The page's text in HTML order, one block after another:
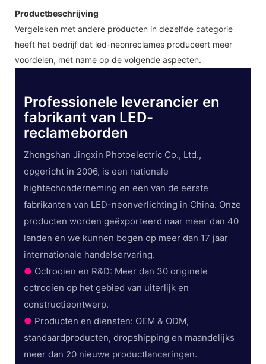
Productbeschrijving
Vergeleken met andere producten in dezelfde categorie
heeft het bedrijf dat led-neonreclames produceert meer
voordelen, met name op de volgende aspecten.
Professionele leverancier en
fabrikant van LED-
reclameborden
Zhongshan Jingxin Photoelectric Co., Ltd.,
opgericht in 2006, is een nationale
hightechonderneming en een van de eerste
fabrikanten van LED-neonverlichting in China. Onze
producten worden geëxporteerd naar meer dan 40
landen en we kunnen bogen op meer dan 17 jaar
internationale handelservaring.
● Octrooien en R&D: Meer dan 30 originele
octrooien op het gebied van uiterlijk en
constructieontwerp.
● Producten en diensten: OEM & ODM,
standaardproducten, dropshipping en maandelijks
meer dan 20 nieuwe productlanceringen.